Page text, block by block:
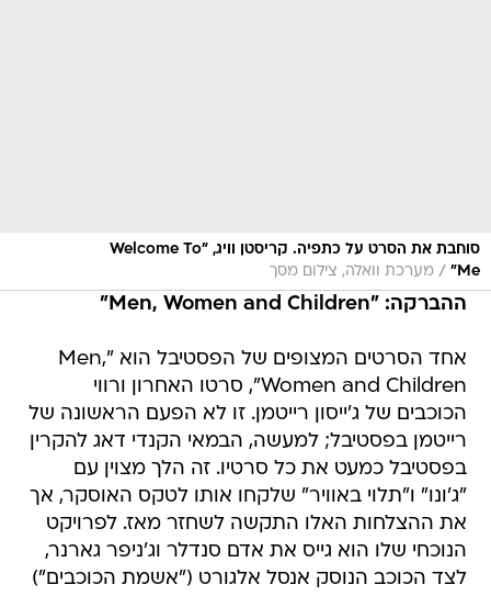
סוחבת את הסרט על כתפיה. קריסטן וויג, "Welcome To
Me"
/ מערכת וואלה, צילום מסך
ההברקה: "Men, Women and Children"
אחד הסרטים המצופים של הפסטיבל הוא "Men,
Women and Children", סרטו האחרון ורווי
הכוכבים של ג'ייסון רייטמן. זו לא הפעם הראשונה של
רייטמן בפסטיבל; למעשה, הבמאי הקנדי דאג להקרין
בפסטיבל כמעט את כל סרטיו. זה הלך מצוין עם
"ג'ונו" ו"תלוי באוויר" שלקחו אותו לטקס האוסקר, אך
את ההצלחות האלו התקשה לשחזר מאז. לפרויקט
הנוכחי שלו הוא גייס את אדם סנדלר וג'ניפר גארנר,
לצד הכוכב הנוסק אנסל אלגורט ("אשמת הכוכבים")